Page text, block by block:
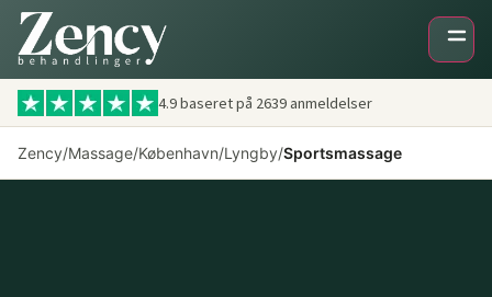
4.9 baseret på 2639 anmeldelser
Zency/Massage/København/Lyngby/Sportsmassage